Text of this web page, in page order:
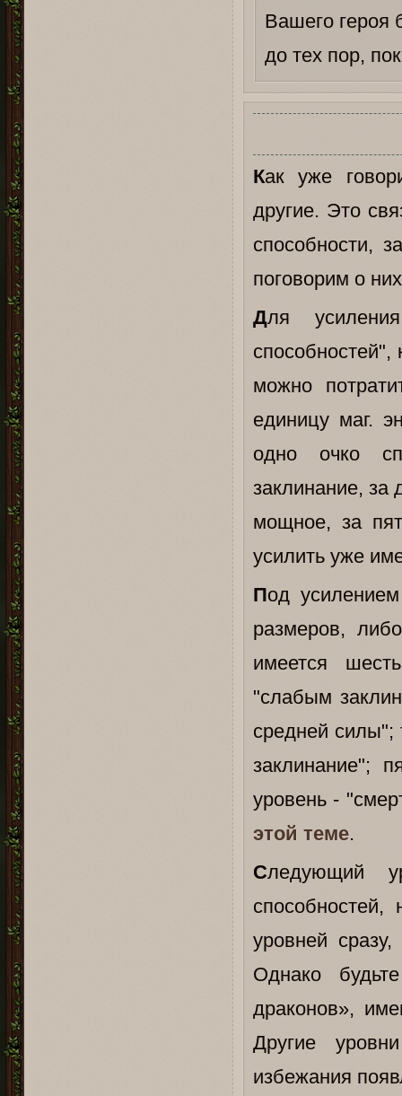
Вашего героя
до тех пор,
Как уже
другие. Это
способности,
поговорим о
Для
способностей",
можно
единицу маг.
одно очко
заклинание, за
мощное, за
усилить уже
Под
размеров,
имеется
"слабым
средней силы";
заклинание";
уровень -
этой теме.
Следующий
уровней
Однако
драконов»,
Другие
избежания